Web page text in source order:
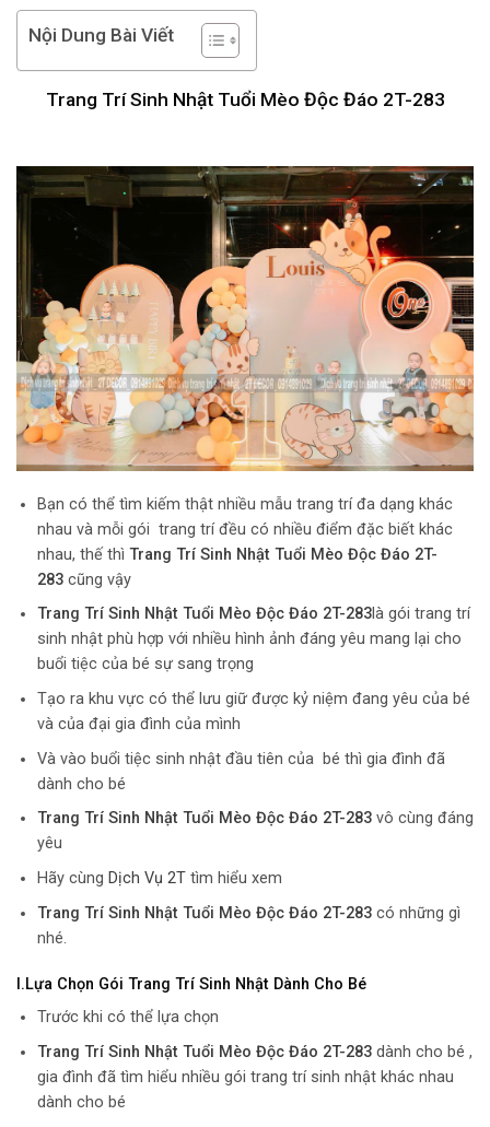
Nội Dung Bài Viết
Trang Trí Sinh Nhật Tuổi Mèo Độc Đáo 2T-283
Bạn có thể tìm kiếm thật nhiều mẫu trang trí đa dạng khác
nhau và mỗi gói trang trí đều có nhiều điểm đặc biết khác
nhau, thế thì Trang Trí Sinh Nhật Tuổi Mèo Độc Đáo 2T-
283cũng vậy
Trang Trí Sinh Nhật Tuổi Mèo Độc Đáo 2T-283là gói trang trí
sinh nhật phù hợp với nhiều hình ảnh đáng yêu mang lại cho
buổi tiệc của bé sự sang trọng
Tạo ra khu vực có thể lưu giữ được kỷ niệm đang yêu của bé
và của đại gia đình của mình
Và vào buổi tiệc sinh nhật đầu tiên của bé thì gia đình đã
dành cho bé
Trang Trí Sinh Nhật Tuổi Mèo Độc Đáo 2T-283 vô cùng đáng
yêu
Hãy cùng Dịch Vụ 2Ttìm hiểu xem
Trang Trí Sinh Nhật Tuổi Mèo Độc Đáo 2T-283 có những gì
nhé.
I.Lựa Chọn Gói Trang Trí Sinh Nhật Dành Cho Bé
Trước khi có thể lựa chọn
Trang Trí Sinh Nhật Tuổi Mèo Độc Đáo 2T-283dành cho bé ,
gia đình đã tìm hiểu nhiều gói trang trí sinh nhật khác nhau
dành cho bé